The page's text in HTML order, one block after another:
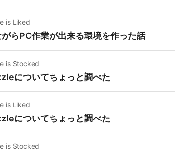
is Liked
らPC作業が出来る環境を作った話
is Stocked
についてちょっと調べた
is Liked
についてちょっと調べた
is Stocked